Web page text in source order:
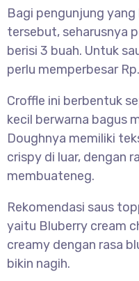
Bagi pengunjung
tersebut, seharusnya
berisi 3 buah. Untuk
perlu memperbesar
Croffle ini berbentuk
kecil berwarna bagus
Doughnya memiliki
crispy di luar, dengan
membuateneg.
Rekomendasi saus
yaitu Bluberry cream
creamy dengan rasa
bikin nagih.